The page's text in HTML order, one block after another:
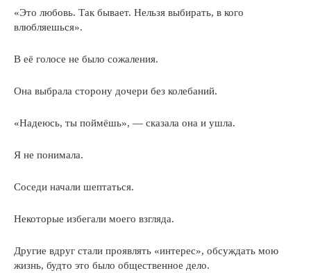
«Это любовь. Так бывает. Нельзя выбирать, в кого
влюбляешься».
В её голосе не было сожаления.
Она выбрала сторону дочери без колебаний.
«Надеюсь, ты поймёшь», — сказала она и ушла.
Я не понимала.
Соседи начали шептаться.
Некоторые избегали моего взгляда.
Другие вдруг стали проявлять «интерес», обсуждать мою
жизнь, будто это было общественное дело.